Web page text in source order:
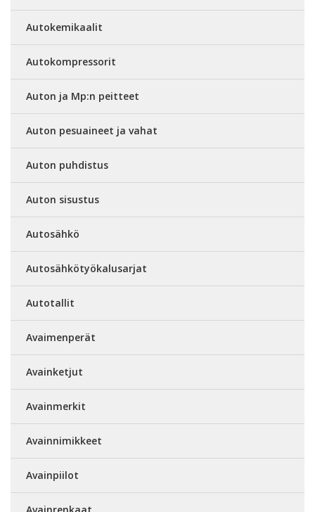
Autokemikaalit
Autokompressorit
Auton ja Mp:n peitteet
Auton pesuaineet ja vahat
Auton puhdistus
Auton sisustus
Autosähkö
Autosähkötyökalusarjat
Autotallit
Avaimenperät
Avainketjut
Avainmerkit
Avainnimikkeet
Avainpiilot